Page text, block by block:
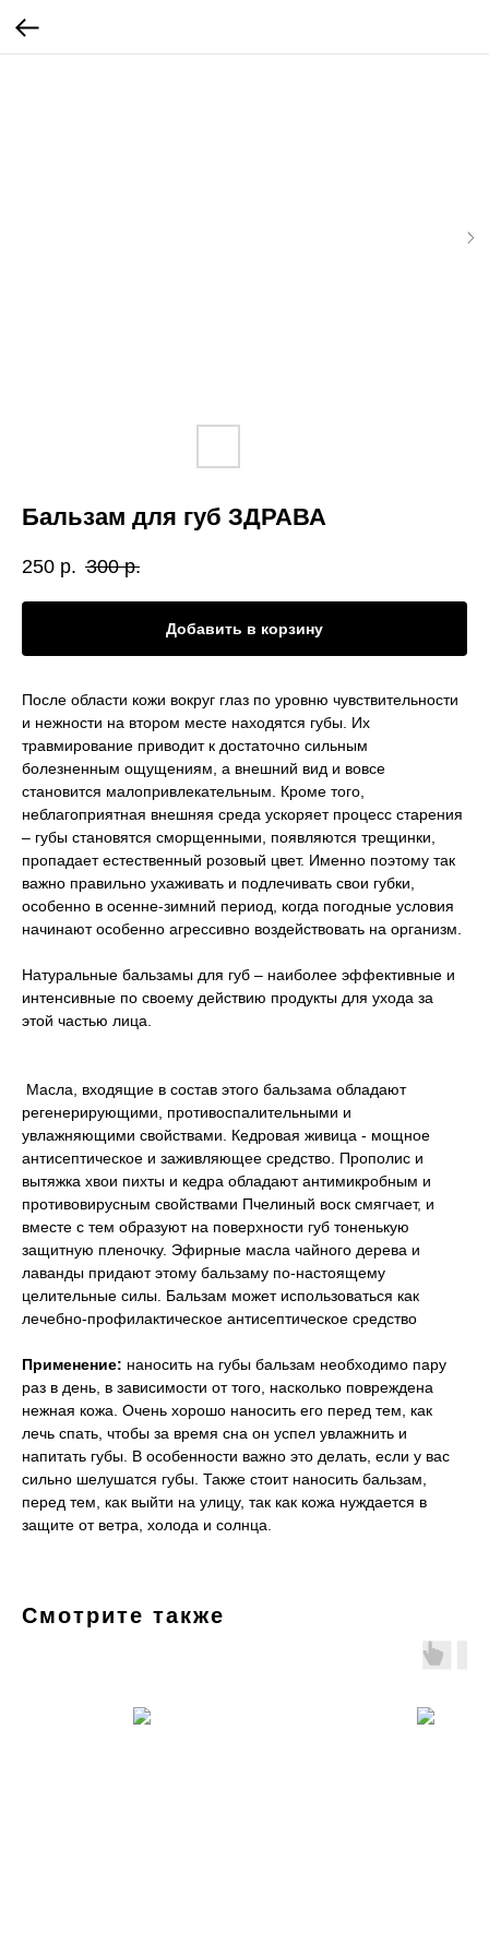
Бальзам для губ ЗДРАВА
250 р. 300 р.
Добавить в корзину
После области кожи вокруг глаз по уровню чувствительности
и нежности на втором месте находятся губы. Их
травмирование приводит к достаточно сильным
болезненным ощущениям, а внешний вид и вовсе
становится малопривлекательным. Кроме того,
неблагоприятная внешняя среда ускоряет процесс старения
– губы становятся сморщенными, появляются трещинки,
пропадает естественный розовый цвет. Именно поэтому так
важно правильно ухаживать и подлечивать свои губки,
особенно в осенне-зимний период, когда погодные условия
начинают особенно агрессивно воздействовать на организм.
Натуральные бальзамы для губ – наиболее эффективные и
интенсивные по своему действию продукты для ухода за
этой частью лица.
Масла, входящие в состав этого бальзама обладают
регенерирующими, противоспалительными и
увлажняющими свойствами. Кедровая живица - мощное
антисептическое и заживляющее средство. Прополис и
вытяжка хвои пихты и кедра обладают антимикробным и
противовирусным свойствами Пчелиный воск смягчает, и
вместе с тем образуют на поверхности губ тоненькую
защитную пленочку. Эфирные масла чайного дерева и
лаванды придают этому бальзаму по-настоящему
целительные силы. Бальзам может использоваться как
лечебно-профилактическое антисептическое средство
Применение: наносить на губы бальзам необходимо пару
раз в день, в зависимости от того, насколько повреждена
нежная кожа. Очень хорошо наносить его перед тем, как
лечь спать, чтобы за время сна он успел увлажнить и
напитать губы. В особенности важно это делать, если у вас
сильно шелушатся губы. Также стоит наносить бальзам,
перед тем, как выйти на улицу, так как кожа нуждается в
защите от ветра, холода и солнца.
Смотрите также